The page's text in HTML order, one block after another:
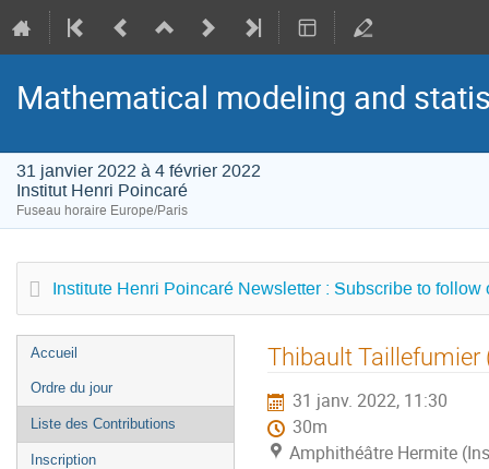
Mathematical modeling and
31 janvier 2022 à 4 février 2022
Institut Henri Poincaré
Fuseau horaire Europe/Paris
Institute Henri Poincaré Newsletter : Subscribe to follow
Menu
de
l'événement
Accueil
Ordre du jour
Liste des Contributions
Inscription
Thibault Taillefumier
31 janv. 2022, 11:30
30m
Amphithéâtre Hermite